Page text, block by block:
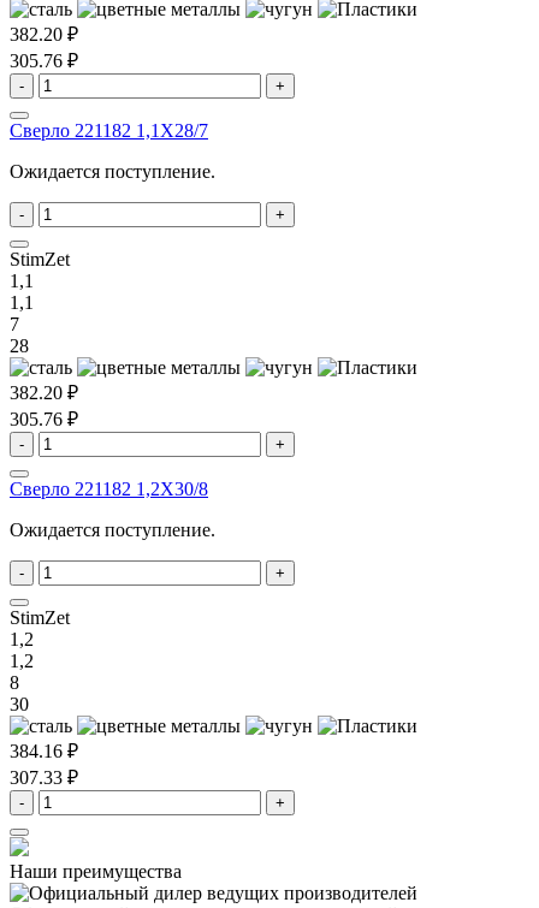
382.20 ₽
305.76 ₽
- +
Сверло 221182 1,1X28/7
Ожидается поступление.
- +
StimZet
1,1
1,1
7
28
382.20 ₽
305.76 ₽
- +
Сверло 221182 1,2X30/8
Ожидается поступление.
- +
StimZet
1,2
1,2
8
30
384.16 ₽
307.33 ₽
- +
Наши преимущества